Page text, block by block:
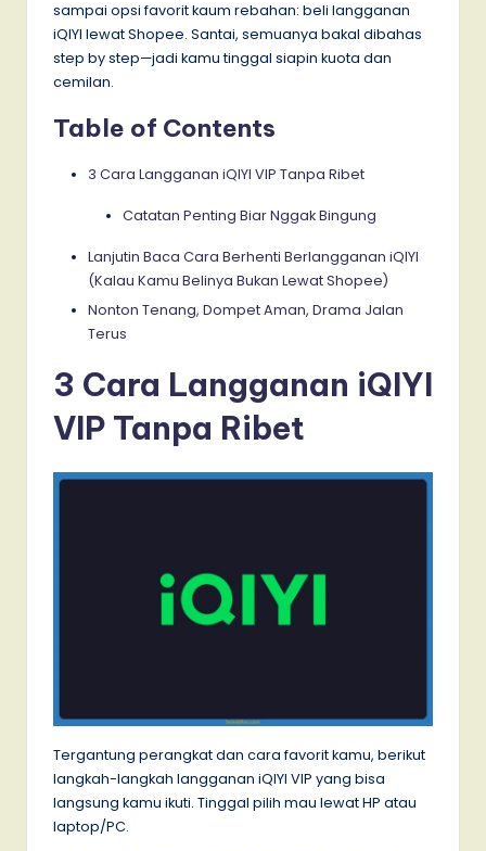
sampai opsi favorit kaum rebahan: beli langganan
iQIYI lewat Shopee. Santai, semuanya bakal dibahas
step by step—jadi kamu tinggal siapin kuota dan
cemilan.
Table of Contents
3 Cara Langganan iQIYI VIP Tanpa Ribet
Catatan Penting Biar Nggak Bingung
Lanjutin Baca Cara Berhenti Berlangganan iQIYI
(Kalau Kamu Belinya Bukan Lewat Shopee)
Nonton Tenang, Dompet Aman, Drama Jalan
Terus
3 Cara Langganan iQIYI
VIP Tanpa Ribet
Tergantung perangkat dan cara favorit kamu, berikut
langkah-langkah langganan iQIYI VIP yang bisa
langsung kamu ikuti. Tinggal pilih mau lewat HP atau
laptop/PC.